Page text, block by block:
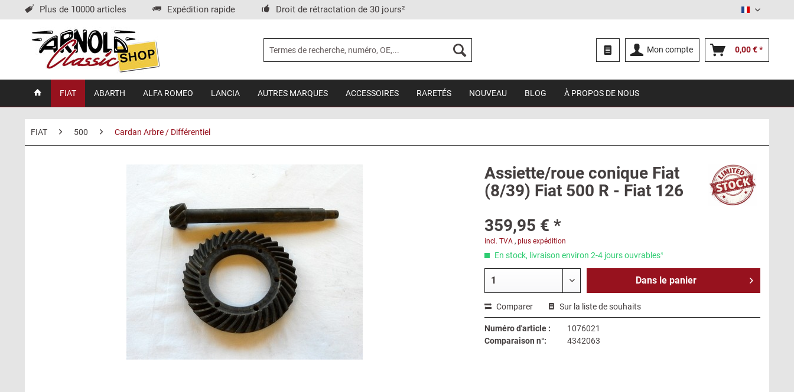
Plus de 10000 articles Expédition rapide Droit de rétractation de 30 jours² Français
Mon compte 0,00 € *
FIAT ABARTH ALFA ROMEO LANCIA AUTRES MARQUES ACCESSOIRES RARETÉS NOUVEAU BLOG À PROPOS DE NOUS
FIAT 500 Cardan Arbre / Différentiel
Assiette/roue conique Fiat
(8/39) Fiat 500 R - Fiat 126
359,95 € *
incl. TVA, plus expédition
En stock, livraison environ 2-4 jours ouvrables¹
Dans le panier
Comparer Sur la liste de souhaits
Numéro d'article :
1076021
Comparaison n°:
4342063